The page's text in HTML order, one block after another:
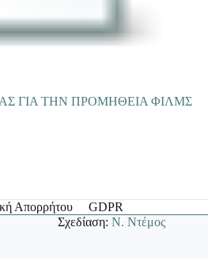
ΓΙΑ ΤΗΝ ΠΡΟΜΗΘΕΙΑ ΦΙΛΜΣ
Απορρήτου
GDPR
Σχεδίαση:Ν. Ντέμος